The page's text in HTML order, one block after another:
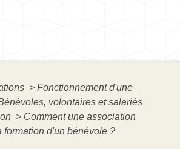
> Fonctionnement d'une
volontaires et salariés
> Comment une association
formation d'un bénévole ?